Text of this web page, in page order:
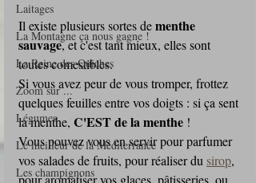
Laitages
La Montagne ça nous gagne !
La Reine des Quiches
Zoom sur ...
Légumes
Le meilleur de la Méditerranée
Les champignons
Il existe plusieurs sortes de menthe
sauvage, et c'est tant mieux, elles sont
toutes comestibles.
Si vous avez peur de vous tromper, frottez
quelques feuilles entre vos doigts : si ça sent
la menthe, C'EST de la menthe !
Vous pouvez vous en servir pour parfumer
vos salades de fruits, pour réaliser du sirop,
pour aromatiser vos glaces, pâtisseries, ou